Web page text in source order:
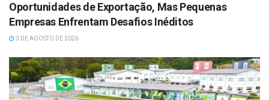
Oportunidades de Exportação, Mas Pequenas
Empresas Enfrentam Desafios Inéditos
3 DE AGOSTO DE 2026